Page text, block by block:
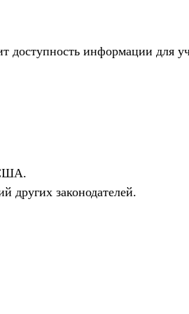
доступность информации для
США.
других законодателей.